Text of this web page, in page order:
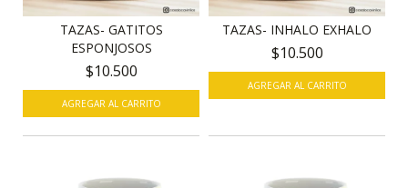
TAZAS- GATITOS
ESPONJOSOS
$10.500
TAZAS- INHALO EXHALO
$10.500